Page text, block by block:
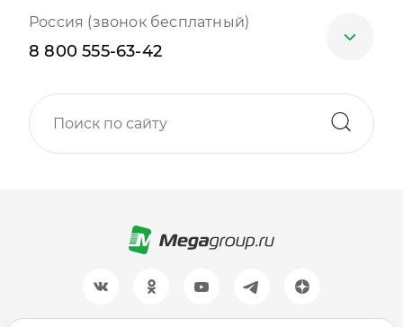
Россия (звонок бесплатный)
8 800 555-63-42